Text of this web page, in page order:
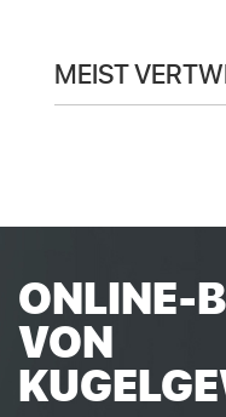
MEIST
ONLINE-
VON